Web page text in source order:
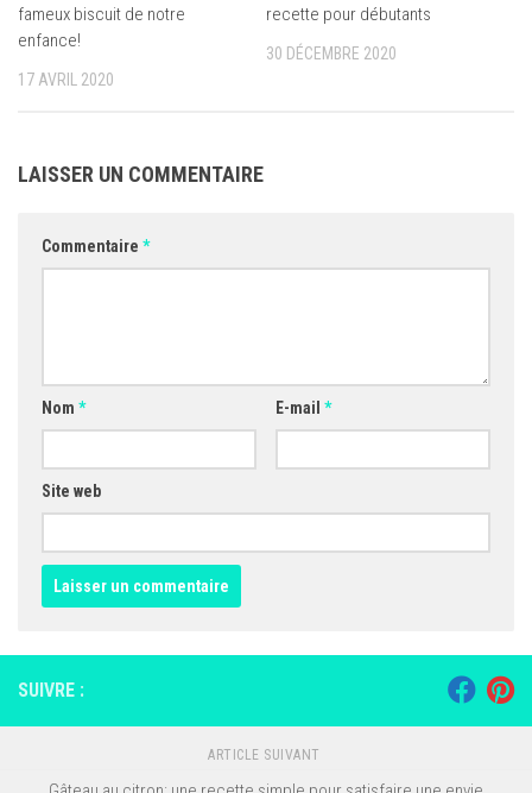
fameux biscuit de notre
enfance!
17 AVRIL 2020
recette pour débutants
30 DÉCEMBRE 2020
LAISSER UN COMMENTAIRE
Commentaire *
Nom * E-mail *
Site web
SUIVRE :
ARTICLE SUIVANT